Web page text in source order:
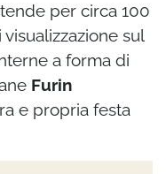
per circa 100
sul
a forma di
Furin
e propria festa